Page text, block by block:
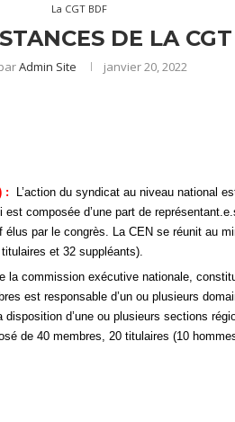
La CGT BDF
DE LA CGT
Admin Site janvier 20, 2022
:
L’action du syndicat au niveau national
composée d’une part de
élus par le congrès. La CEN se réunit au
et 32 suppléants).
la commission exécutive nationale,
est responsable d’un ou plusieurs
d’une ou plusieurs sections
de 40 membres, 20 titulaires (10